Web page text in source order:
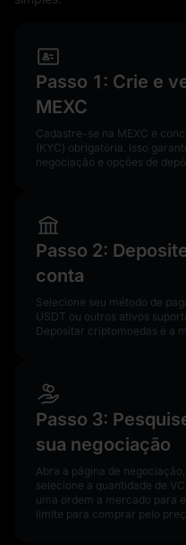
Passo 1: Crie e
MEXC
Cadastre-se na MEXC e
(KYC) obrigatória. Isso
negociação e opções de
Passo 2:
conta
Selecione seu método de
USDT ou outros ativos
Depositar criptomoedas é a
Passo 3:
sua negociação
Abra a página de
selecione a quantidade de
uma ordem a mercado para
limite para comprar pelo